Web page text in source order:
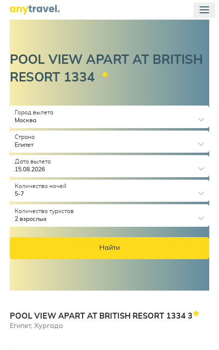
POOL VIEW APART AT BRITISH
RESORT 1334
Город вылета
Москва
Страна
Египет
Дата вылета
15.08.2026
Количество ночей
5-7
Количество туристов
2 взрослых
Найти
POOL VIEW APART AT BRITISH RESORT 1334 3
Египет, Хургада